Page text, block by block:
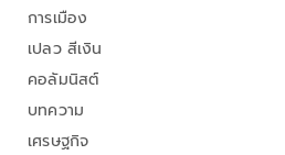
การเมือง
เปลว สีเงิน
คอลัมนิสต์
บทความ
เศรษฐกิจ